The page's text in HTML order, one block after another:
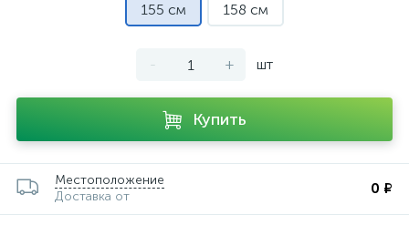
155 см
158 см
- + шт
Купить
Местоположение
Доставка от
0 ₽